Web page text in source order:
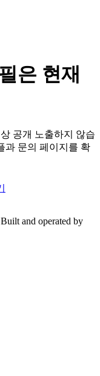
은 현재
공개 노출하지 않습
과 문의 페이지를 확
and operated by